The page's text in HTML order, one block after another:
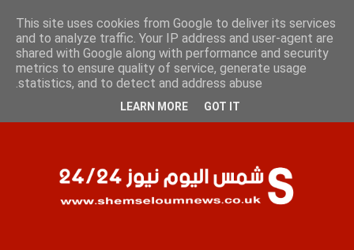
السبت 8 أغسطس 2026
الصفحات
This site uses cookies from Google to deliver its services
and to analyze traffic. Your IP address and user-agent are
shared with Google along with performance and security
metrics to ensure quality of service, generate usage
statistics, and to detect and address abuse.
LEARN MORE GOT IT